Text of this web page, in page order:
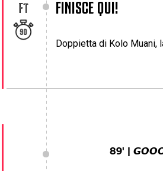
FT FINISCE QUI!
Doppietta di Kolo Muani,
89' |